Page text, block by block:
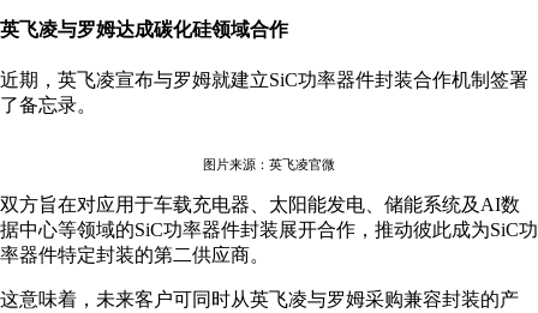
英飞凌与罗姆达成碳化硅领域合作
近期，英飞凌宣布与罗姆就建立SiC功率器件封装合作机制签署
了备忘录。
图片来源：英飞凌官微
双方旨在对应用于车载充电器、太阳能发电、储能系统及AI数
据中心等领域的SiC功率器件封装展开合作，推动彼此成为SiC功
率器件特定封装的第二供应商。
这意味着，未来客户可同时从英飞凌与罗姆采购兼容封装的产